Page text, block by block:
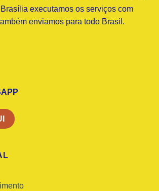
executamos os serviços com
enviamos para todo Brasil.